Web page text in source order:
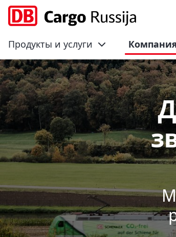
О компании
Продукты и услуги